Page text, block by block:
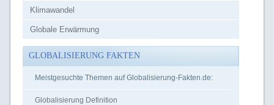
Klimawandel
Globale Erwärmung
GLOBALISIERUNG FAKTEN
Meistgesuchte Themen auf Globalisierung-Fakten.de:
Globalisierung Definition